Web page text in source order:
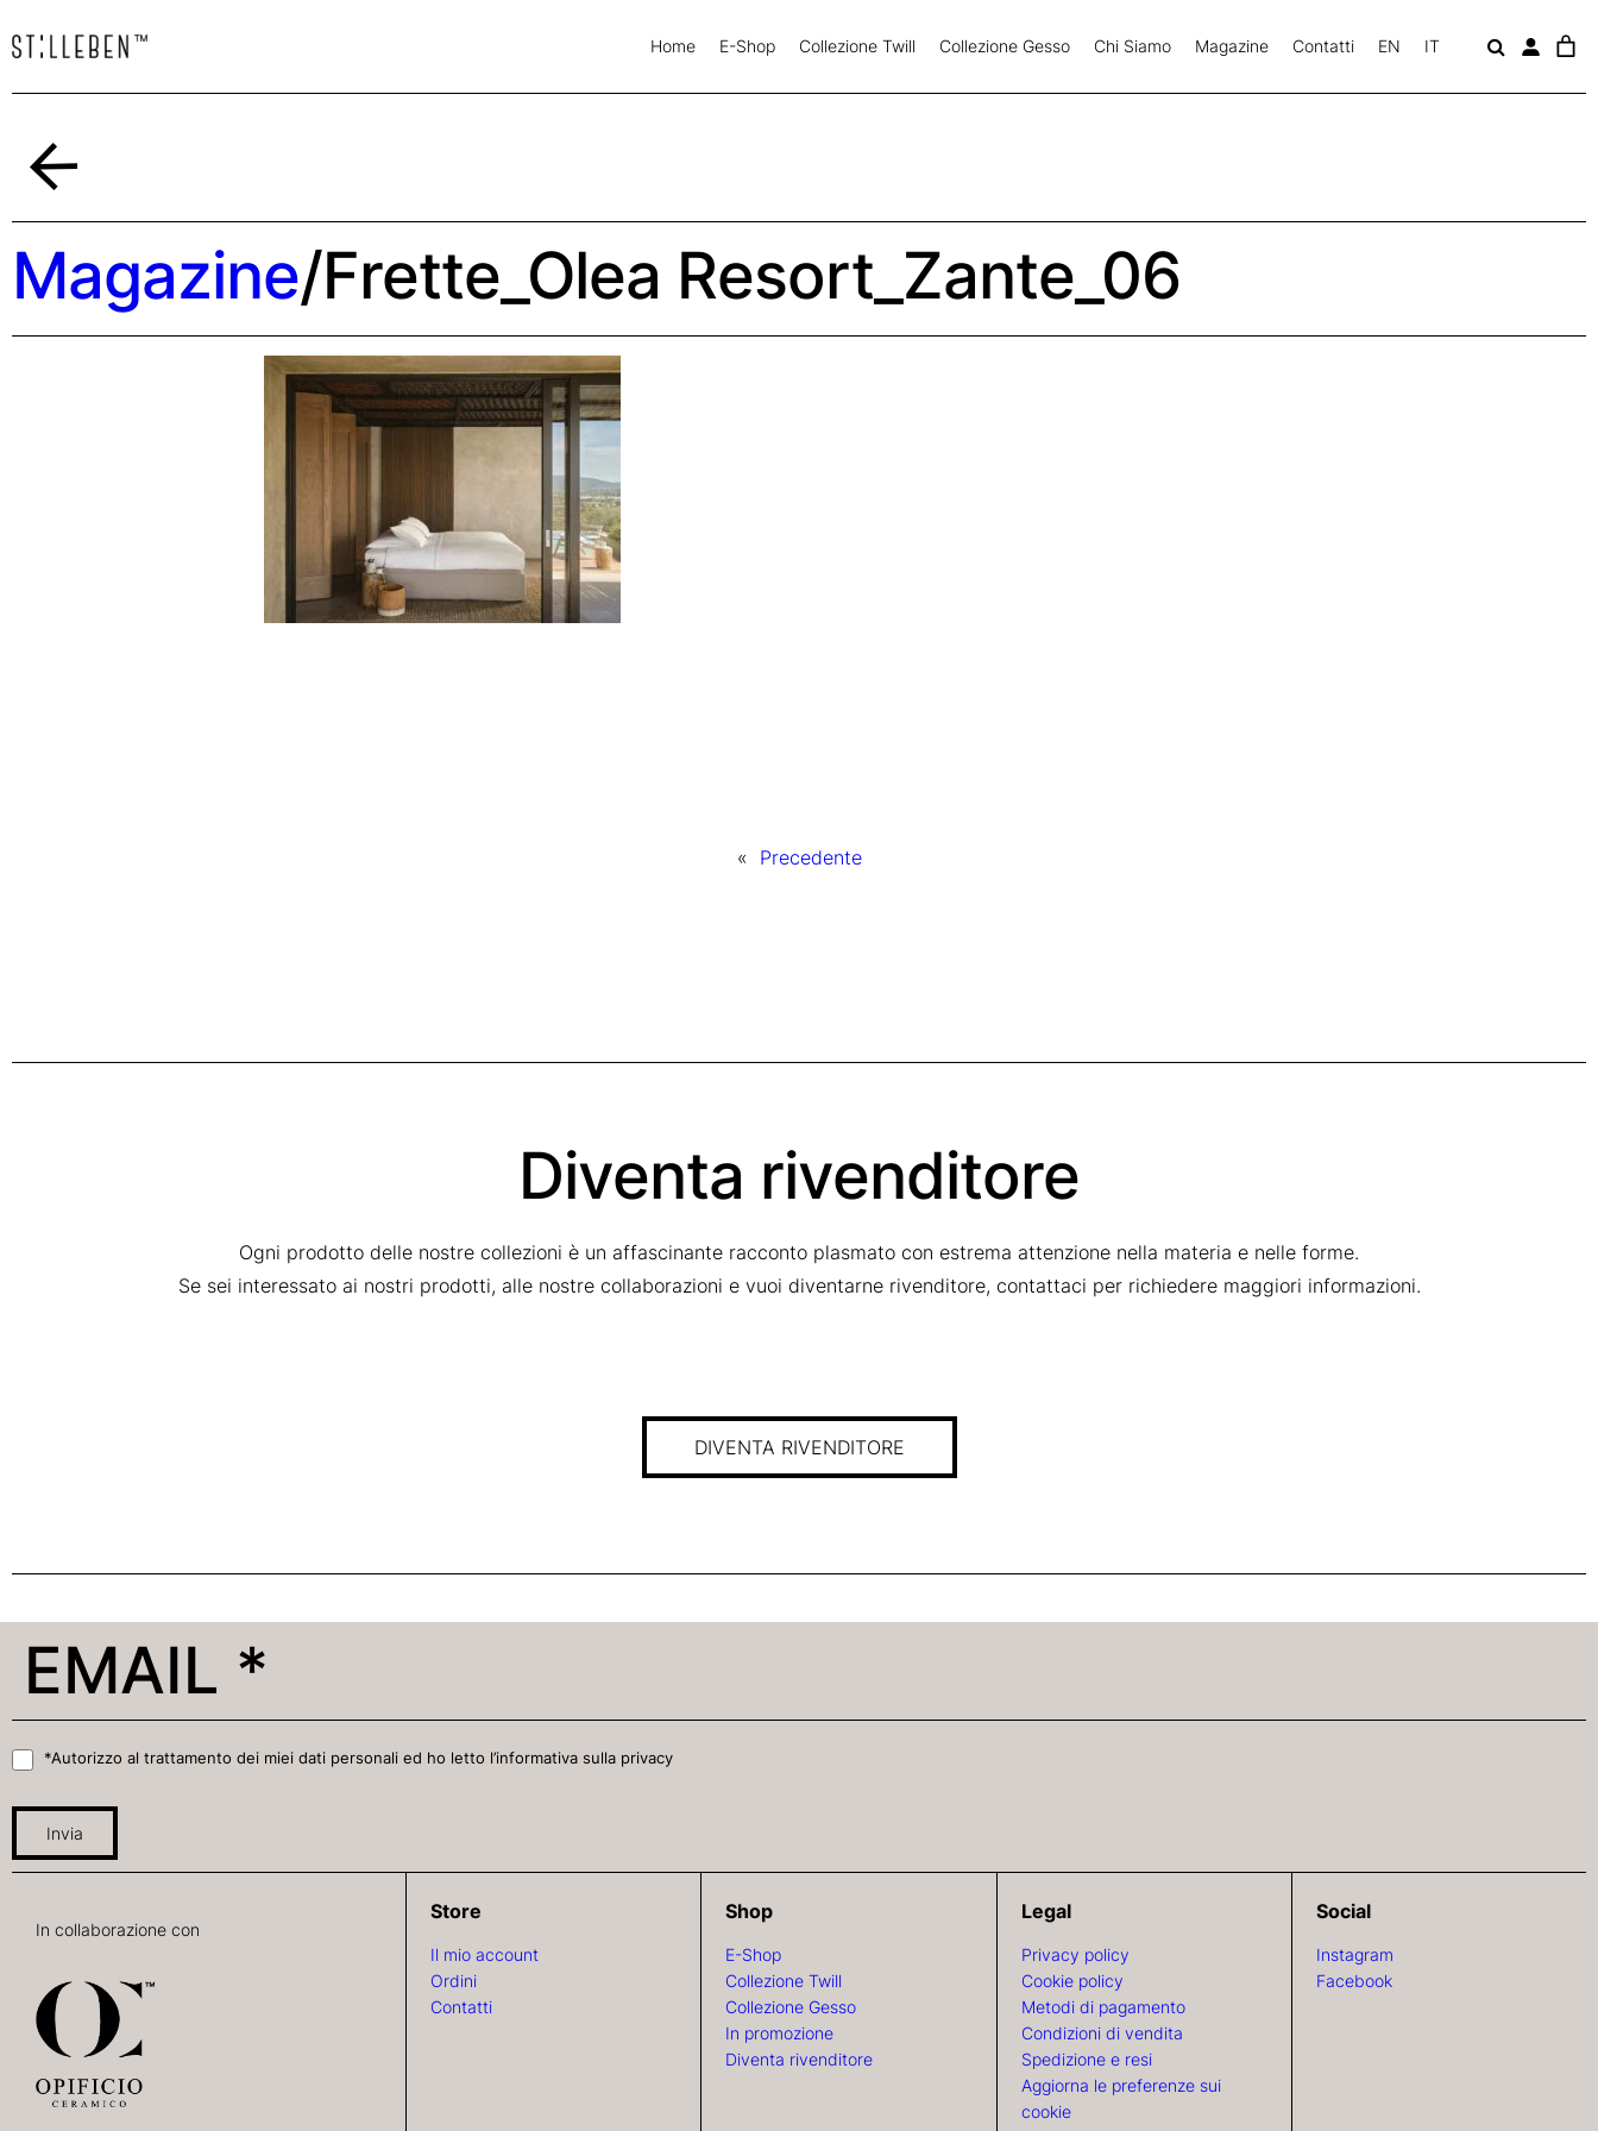
Home E-Shop Collezione Twill Collezione Gesso Chi Siamo Magazine Contatti EN IT
Magazine/Frette_Olea Resort_Zante_06
« Precedente
Diventa rivenditore
Ogni prodotto delle nostre collezioni è un affascinante racconto plasmato con estrema attenzione nella materia e nelle forme.
Se sei interessato ai nostri prodotti, alle nostre collaborazioni e vuoi diventarne rivenditore, contattaci per richiedere maggiori informazioni.
DIVENTA RIVENDITORE
*Autorizzo al trattamento dei miei dati personali ed ho letto l’informativa sulla privacy
Invia
In collaborazione con
Store
Il mio account
Ordini
Contatti
Shop
E-Shop
Collezione Twill
Collezione Gesso
In promozione
Diventa rivenditore
Legal
Privacy policy
Cookie policy
Metodi di pagamento
Condizioni di vendita
Spedizione e resi
Aggiorna le preferenze sui
cookie
Social
Instagram
Facebook